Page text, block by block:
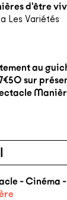
d'être
Les Variétés
au
sur
- Cinéma